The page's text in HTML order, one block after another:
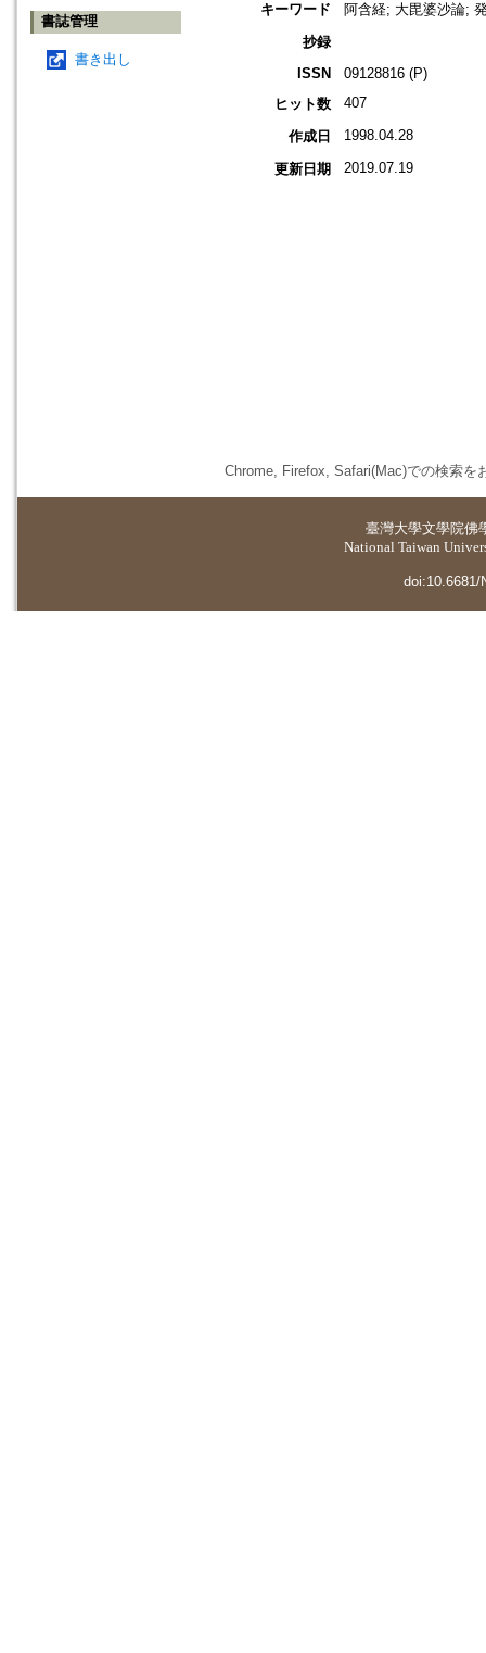
書誌管理
書き出し
キーワード
阿含経; 大毘婆沙論;
抄録
ISSN
09128816 (P)
ヒット数
407
作成日 1998.04.28
更新日期 2019.07.19
Chrome, Firefox, Safari(Mac)での検索を
臺灣大學文學院佛
National Taiwan
doi:10.6681/